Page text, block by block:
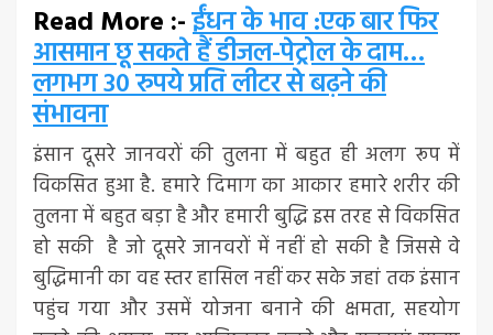
Read More :-ईंधन के भाव :एक बार फिर
आसमान छू सकते हैं डीजल-पेट्रोल के दाम…
लगभग 30 रुपये प्रति लीटर से बढ़ने की
संभावना
इंसान दूसरे जानवरों की तुलना में बहुत ही अलग रूप में
विकसित हुआ है. हमारे दिमाग का आकार हमारे शरीर की
तुलना में बहुत बड़ा है और हमारी बुद्धि इस तरह से विकसित
हो सकी है जो दूसरे जानवरों में नहीं हो सकी है जिससे वे
बुद्धिमानी का वह स्तर हासिल नहीं कर सके जहां तक इंसान
पहुंच गया और उसमें योजना बनाने की क्षमता, सहयोग